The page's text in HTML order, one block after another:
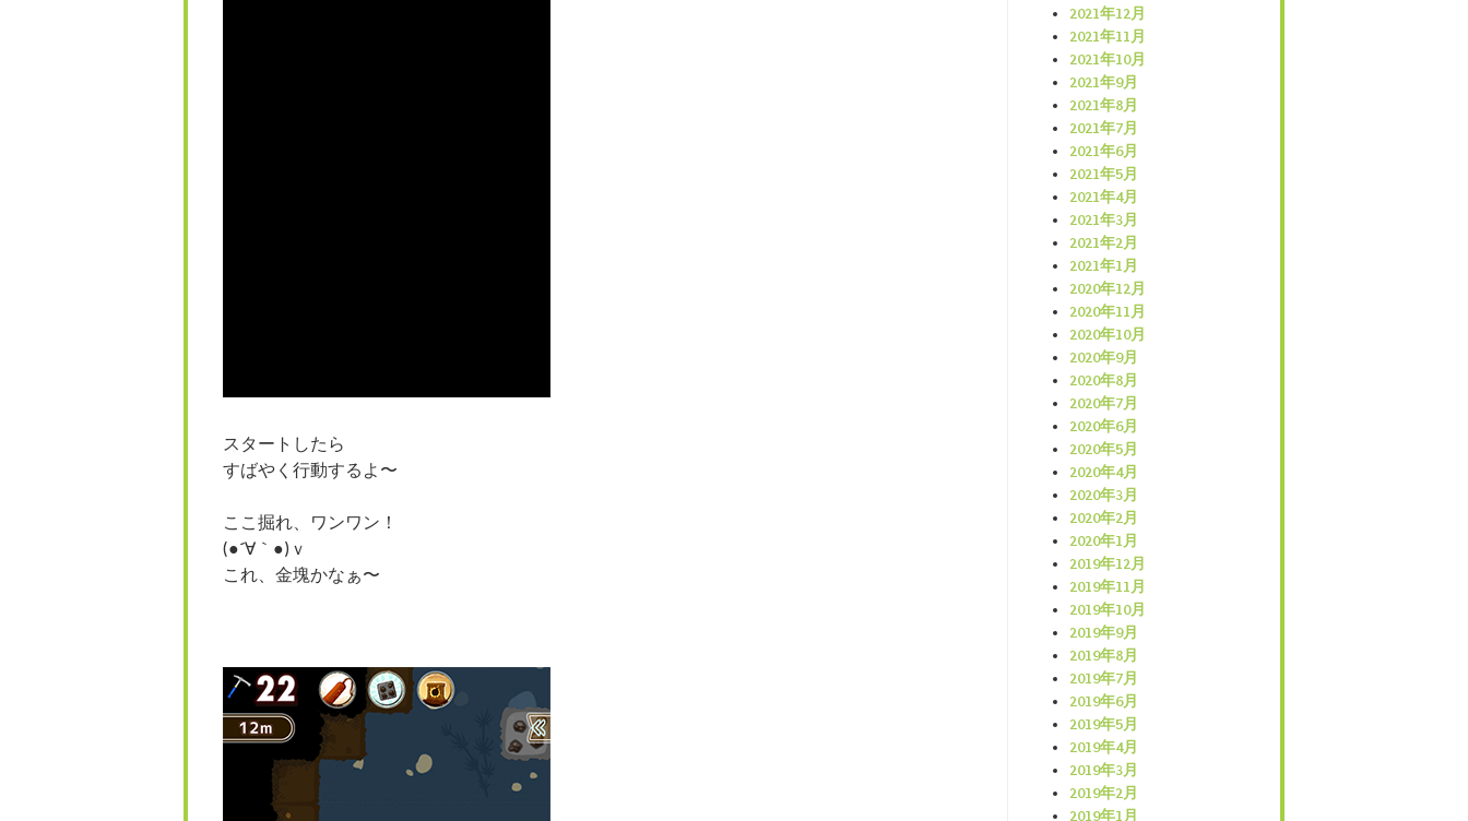
スタートしたら
すばやく行動するよ〜
ここ掘れ、ワンワン！
(●´∀｀●)ｖ
これ、金塊かなぁ〜
2021年12月
2021年11月
2021年10月
2021年9月
2021年8月
2021年7月
2021年6月
2021年5月
2021年4月
2021年3月
2021年2月
2021年1月
2020年12月
2020年11月
2020年10月
2020年9月
2020年8月
2020年7月
2020年6月
2020年5月
2020年4月
2020年3月
2020年2月
2020年1月
2019年12月
2019年11月
2019年10月
2019年9月
2019年8月
2019年7月
2019年6月
2019年5月
2019年4月
2019年3月
2019年2月
2019年1月